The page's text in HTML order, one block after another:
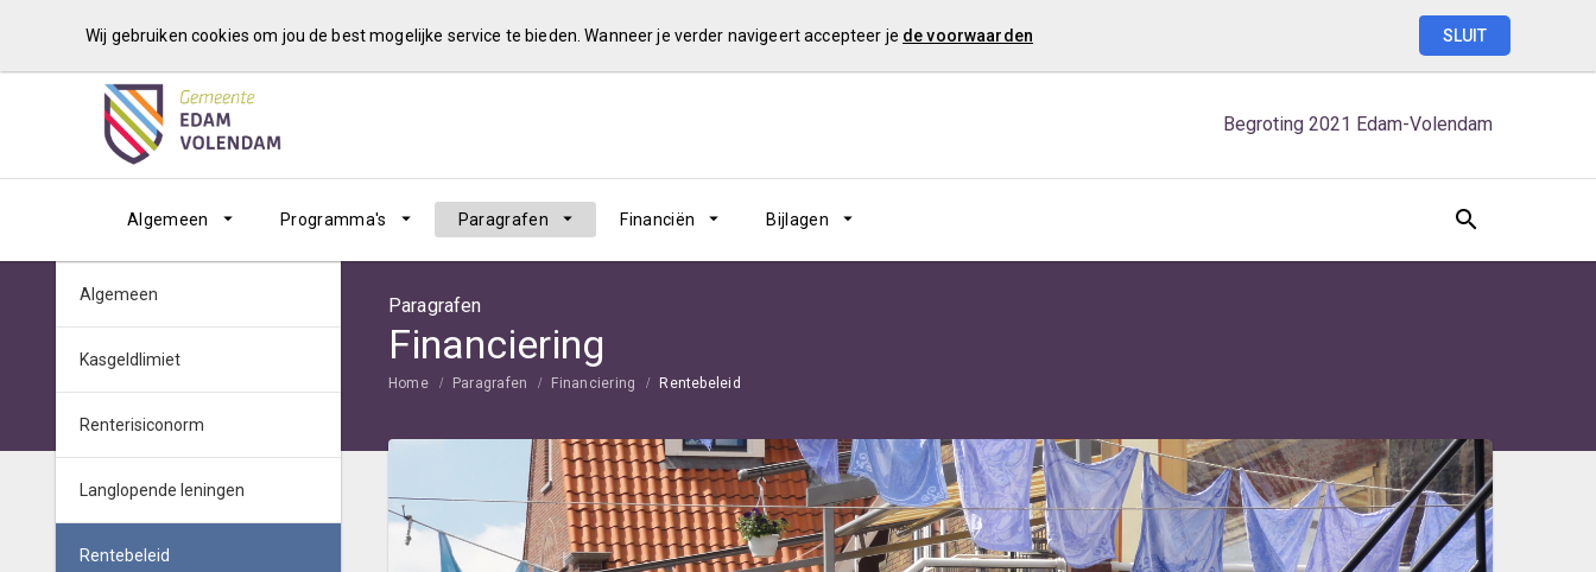
Begroting 2021 Edam-Volendam
Algemeen Programma's Paragrafen Financiën Bijlagen
Paragrafen
Financiering
Home Paragrafen Financiering Rentebeleid
Algemeen
Kasgeldlimiet
Renterisiconorm
Langlopende leningen
Rentebeleid
Wij gebruiken cookies om jou de best mogelijke service te bieden. Wanneer je verder navigeert accepteer je de voorwaarden SLUIT